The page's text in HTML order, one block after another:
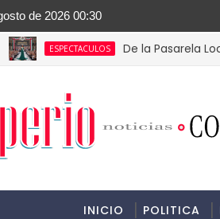
ESPECTACULOS De la Pasarela Local a la
INICIO POLITICA